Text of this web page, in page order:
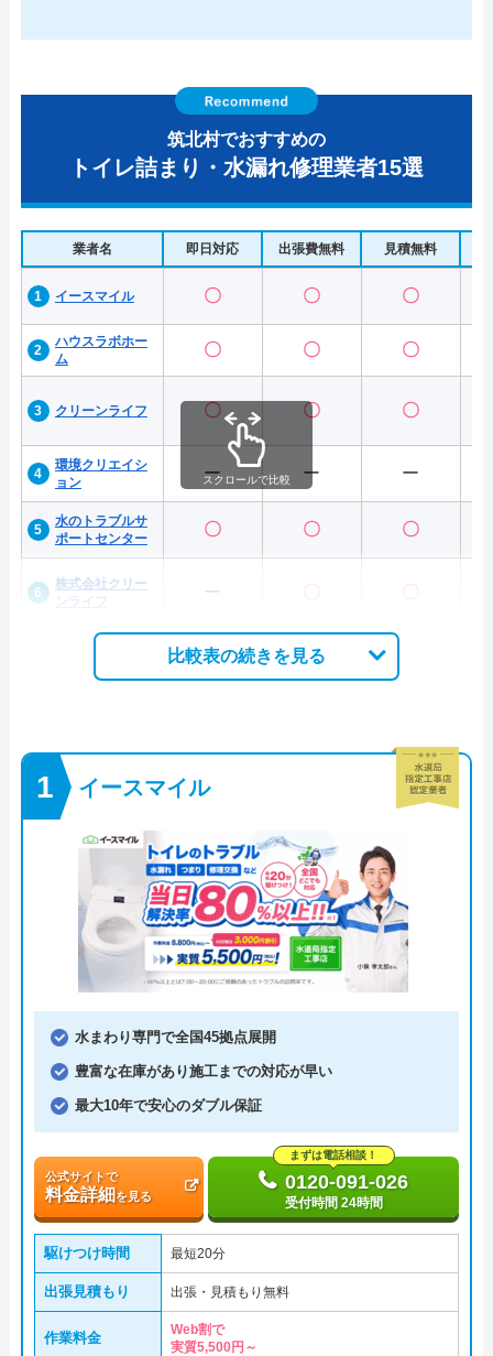
筑北村でおすすめの
トイレ詰まり・水漏れ修理業者15選
業者名 即日対応 出張費無料 見積無料
イースマイル 〇 〇 〇
ハウスラボホー
ム
〇 〇 〇
クリーンライフ 〇 〇 〇
環境クリエイシ
ョン
ー ー ー
水のトラブルサ
ポートセンター
〇 〇 〇
株式会社クリー
ンライフ
ー 〇 〇
スクロールで比較
比較表の続きを見る
イースマイル
水まわり専門で全国45拠点展開
豊富な在庫があり施工までの対応が早い
最大10年で安心のダブル保証
公式サイトで
料金詳細を見る
まずは電話相談！
0120-091-026
受付時間 24時間
駆けつけ時間 最短20分
出張見積もり 出張・見積もり無料
作業料金
Web割で
実質5,500円～